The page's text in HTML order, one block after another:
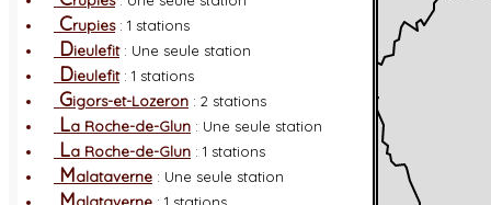
Crupies: 1 stations
Dieulefit: Une seule station
Dieulefit: 1 stations
Gigors-et-Lozeron : 2 stations
La Roche-de-Glun : Une seule station
La Roche-de-Glun : 1 stations
Malataverne : Une seule station